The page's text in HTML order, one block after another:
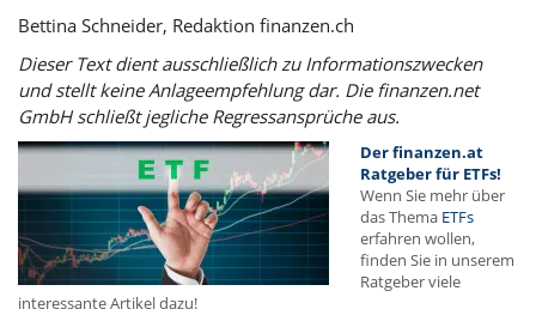
Bettina Schneider, Redaktion finanzen.ch
Dieser Text dient ausschließlich zu Informationszwecken
und stellt keine Anlageempfehlung dar. Die finanzen.net
GmbH schließt jegliche Regressansprüche aus.
Der finanzen.at
Ratgeber für ETFs!
Wenn Sie mehr über
das Thema ETFs
erfahren wollen,
finden Sie in unserem
Ratgeber viele
interessante Artikel dazu!